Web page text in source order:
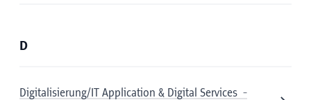
D
Digitalisierung/IT Application & Digital Services -